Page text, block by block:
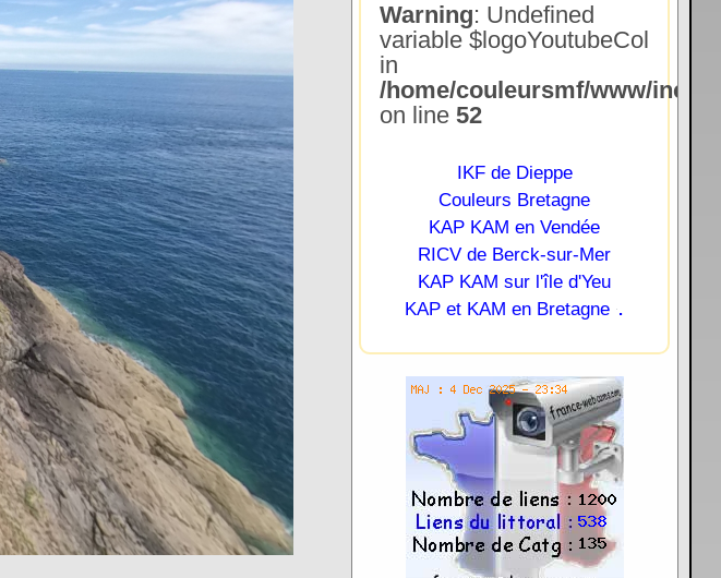
Warning: Undefined
variable $logoYoutubeCol
in
/home/couleursmf/www/
on line 52
IKF de Dieppe
Couleurs Bretagne
KAP KAM en Vendée
RICV de Berck-sur-Mer
KAP KAM sur l'île d'Yeu
KAP et KAM en Bretagne .